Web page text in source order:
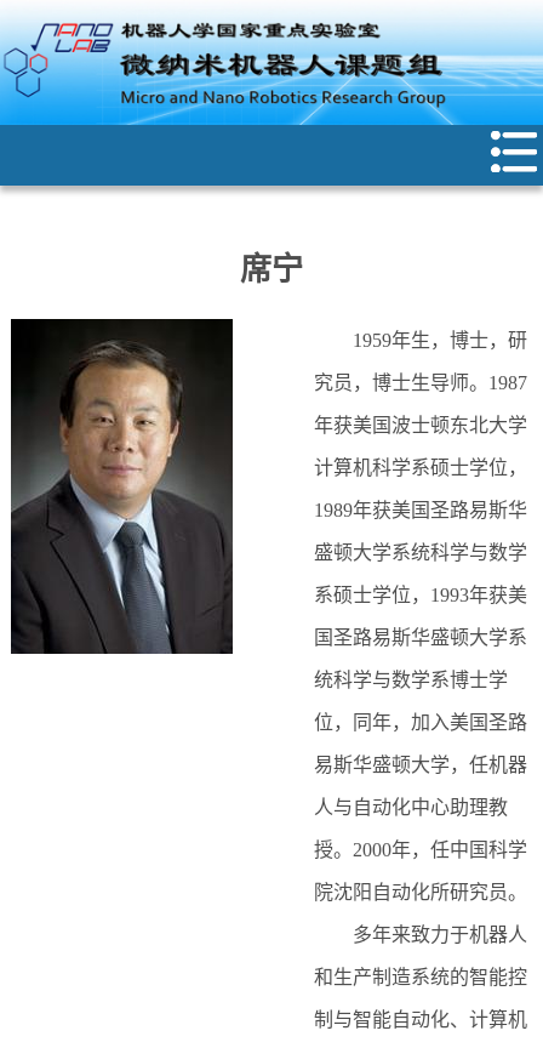
席宁
1959年生，博士，研
究员，博士生导师。1987
年获美国波士顿东北大学
计算机科学系硕士学位，
1989年获美国圣路易斯华
盛顿大学系统科学与数学
系硕士学位，1993年获美
国圣路易斯华盛顿大学系
统科学与数学系博士学
位，同年，加入美国圣路
易斯华盛顿大学，任机器
人与自动化中心助理教
授。2000年，任中国科学
院沈阳自动化所研究员。
多年来致力于机器人
和生产制造系统的智能控
制与智能自动化、计算机